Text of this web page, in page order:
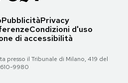
PubblicitàPrivacy
Condizioni d'uso
di accessibilità
presso il Tribunale di Milano, 419 del
9980